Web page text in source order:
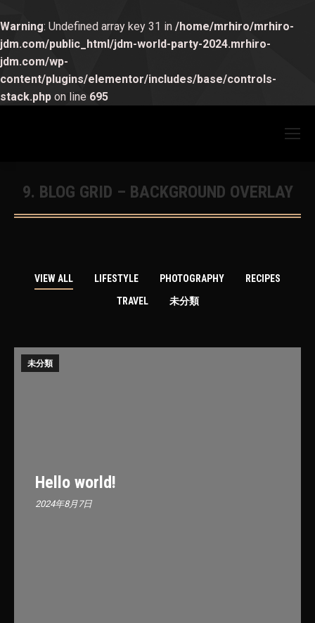
Warning: Undefined array key 31 in /home/mrhiro/mrhiro-
jdm.com/public_html/jdm-world-party-2024.mrhiro-
jdm.com/wp-
content/plugins/elementor/includes/base/controls-
stack.php on line 695
9. BLOG GRID – BACKGROUND OVERLAY
You are here:
VIEW ALL LIFESTYLE PHOTOGRAPHY
RECIPES
TRAVEL
未分類
未分類
Hello world!
2024年8月7日